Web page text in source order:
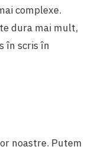
complexe.
dura mai mult,
în scris în
noastre. Putem